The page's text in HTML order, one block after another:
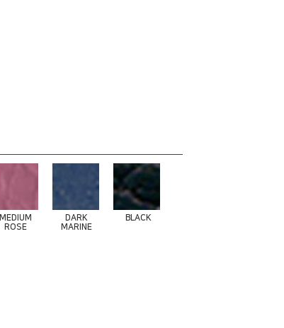
MEDIUM
ROSE
DARK
MARINE
BLACK